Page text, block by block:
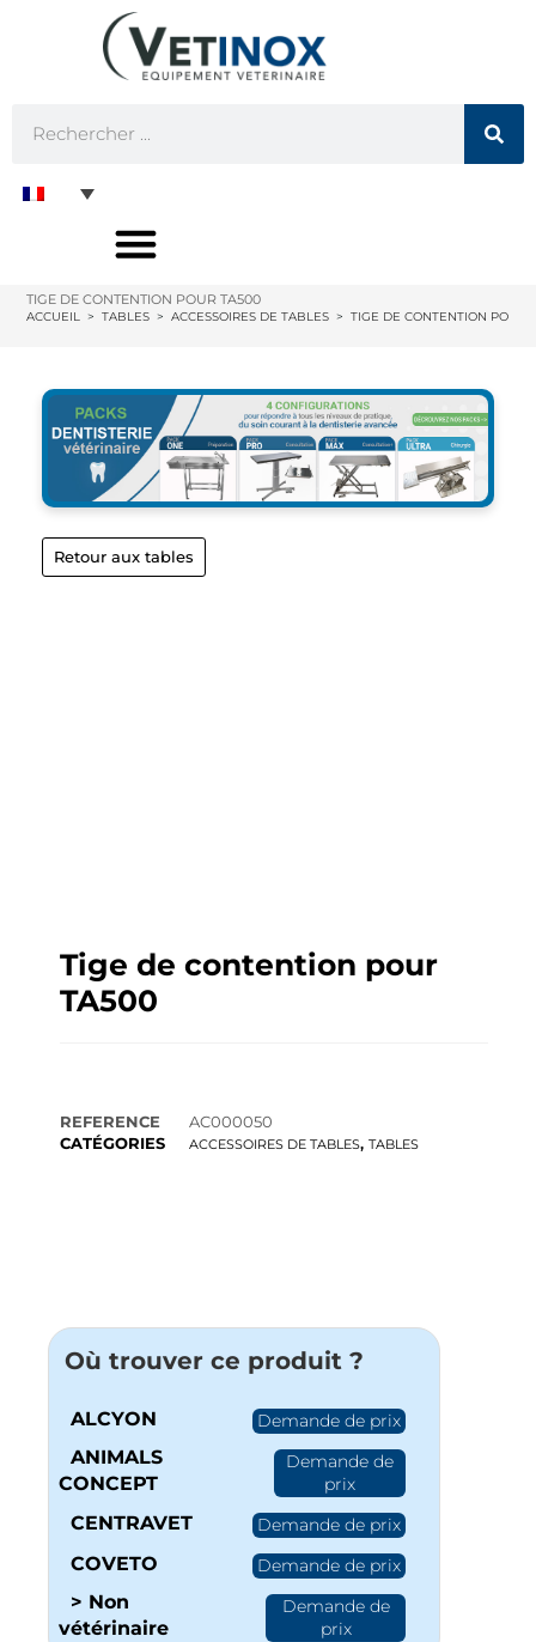
TIGE DE CONTENTION POUR TA500
ACCUEIL > TABLES > ACCESSOIRES DE TABLES > TIGE DE CONTENTION POUR
Retour aux tables
Tige de contention pour
TA500
REFERENCE
AC000050
CATÉGORIES
ACCESSOIRES DE TABLES, TABLES
Où trouver ce produit ?
ALCYON Demande de prix
ANIMALS
CONCEPT
Demande de
prix
CENTRAVET Demande de prix
COVETO Demande de prix
> Non
vétérinaire
Demande de
prix